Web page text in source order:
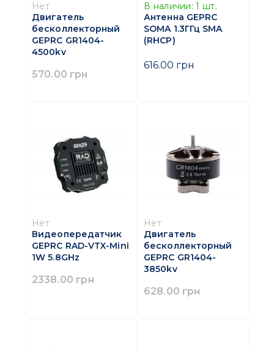
Нет
Двигатель
бесколлекторный
GEPRC GR1404-
4500kv
570.00 грн
В наличии: 1 шт.
Антенна GEPRC
SOMA 1.3ГГц SMA
(RHCP)
616.00 грн
Нет
Видеопередатчик
GEPRC RAD-VTX-Mini
1W 5.8GHz
2338.00 грн
Нет
Двигатель
бесколлекторный
GEPRC GR1404-
3850kv
628.00 грн